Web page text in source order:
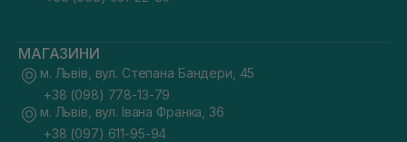
МАГАЗИНИ
м. Львів, вул. Степана Бандери, 45
+38 (098) 778-13-79
м. Львів, вул. Івана Франка, 36
+38 (097) 611-95-94